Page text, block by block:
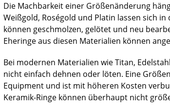
Die Machbarkeit einer Größenänderung
Weißgold, Roségold und Platin lassen sich
können geschmolzen, gelötet und neu
Eheringe aus diesen Materialien können
Bei modernen Materialien wie Titan,
nicht einfach dehnen oder löten. Eine
Equipment und ist mit höheren Kosten
Keramik-Ringe können überhaupt nicht